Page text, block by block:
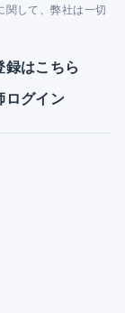
関して、弊社は一切
録はこちら
ログイン